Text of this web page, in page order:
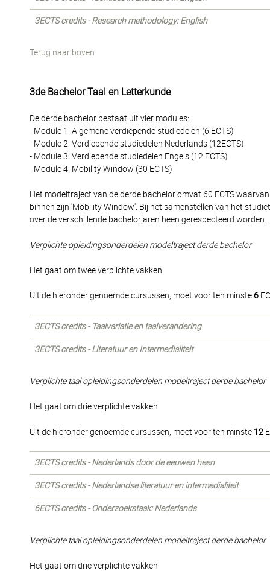
3ECTS credits - Research methodology: English
Terug naar boven
3de Bachelor Taal en Letterkunde
De derde bachelor bestaat uit vier modules:
- Module 1: Algemene verdiepende studiedelen (6 ECTS)
- Module 2: Verdiepende studiedelen Nederlands (12ECTS)
- Module 3: Verdiepende studiedelen Engels (12 ECTS)
- Module 4: Mobility Window (30 ECTS)
Het modeltraject van de derde bachelor omvat 60 ECTS
binnen zijn 'Mobility Window'. Bij het samenstellen van het
over de verschillende bachelorjaren heen gerespecteerd worden.
Verplichte opleidingsonderdelen modeltraject derde bachelor
Het gaat om twee verplichte vakken
Uit de hieronder genoemde cursussen, moet voor ten minste6
3ECTS credits - Taalvariatie en taalverandering
3ECTS credits - Literatuur en Intermedialiteit
Verplichte taal opleidingsonderdelen modeltraject derde bachelor
Het gaat om drie verplichte vakken
Uit de hieronder genoemde cursussen, moet voor ten minste 12
3ECTS credits - Nederlands door de eeuwen heen
3ECTS credits - Nederlandse literatuur en intermedialiteit
6ECTS credits - Onderzoekstaak: Nederlands
Verplichte taal opleidingsonderdelen modeltraject derde bachelor
Het gaat om drie verplichte vakken